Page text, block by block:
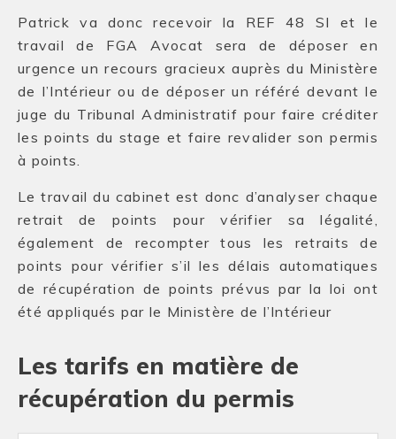
Patrick va donc recevoir la REF 48 SI et le
travail de FGA Avocat sera de déposer en
urgence un recours gracieux auprès du Ministère
de l’Intérieur ou de déposer un référé devant le
juge du Tribunal Administratif pour faire créditer
les points du stage et faire revalider son permis
à points.
Le travail du cabinet est donc d’analyser chaque
retrait de points pour vérifier sa légalité,
également de recompter tous les retraits de
points pour vérifier s’il les délais automatiques
de récupération de points prévus par la loi ont
été appliqués par le Ministère de l’Intérieur
Les tarifs en matière de
récupération du permis